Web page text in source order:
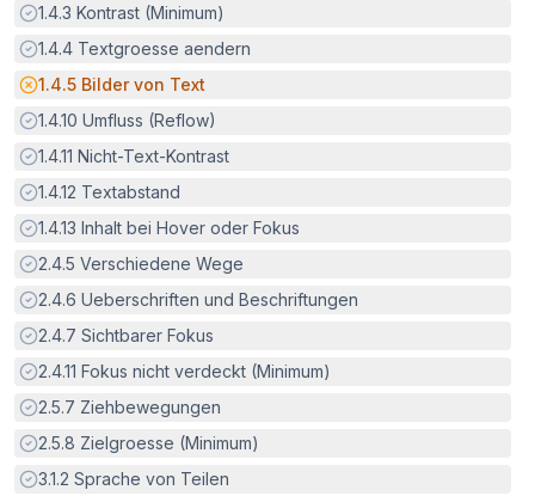
Erfüllt:
1.4.3 Kontrast (Minimum)
Erfüllt:
1.4.4 Textgroesse aendern
Potenzielle Barriere:
1.4.5 Bilder von Text
Erfüllt:
1.4.10 Umfluss (Reflow)
Erfüllt:
1.4.11 Nicht-Text-Kontrast
Erfüllt:
1.4.12 Textabstand
Erfüllt:
1.4.13 Inhalt bei Hover oder Fokus
Erfüllt:
2.4.5 Verschiedene Wege
Erfüllt:
2.4.6 Ueberschriften und Beschriftungen
Erfüllt:
2.4.7 Sichtbarer Fokus
Erfüllt:
2.4.11 Fokus nicht verdeckt (Minimum)
Erfüllt:
2.5.7 Ziehbewegungen
Erfüllt:
2.5.8 Zielgroesse (Minimum)
Erfüllt:
3.1.2 Sprache von Teilen